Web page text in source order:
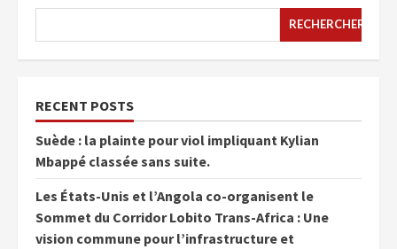
RECHERCHER
RECENT POSTS
Suède : la plainte pour viol impliquant Kylian
Mbappé classée sans suite.
Les États-Unis et l’Angola co-organisent le
Sommet du Corridor Lobito Trans-Africa : Une
vision commune pour l’infrastructure et